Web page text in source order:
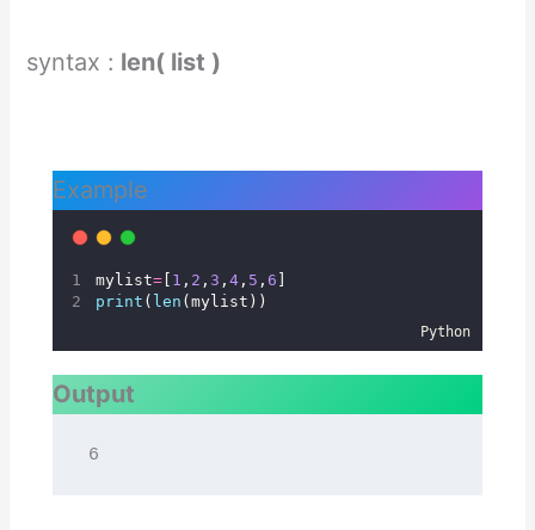
syntax : len( list )
Example
mylist=[ 1 , 2 , 3 , 4, 5 , 6
print ( len (mylist))
Python
Output
6